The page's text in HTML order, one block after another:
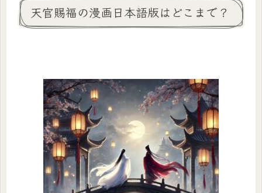
天官賜福の漫画日本語版はどこまで？